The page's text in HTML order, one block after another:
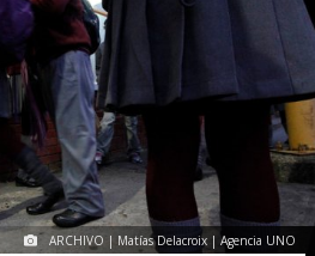
ARCHIVO | Matías Delacroix | Agencia UNO